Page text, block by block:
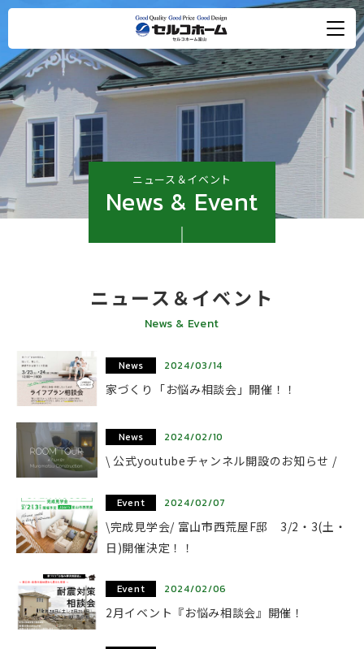
ニュース＆イベント
News & Event
ニュース＆イベント
News & Event
News 2024/03/14
家づくり「お悩み相談会」開催！！
News 2024/02/10
\ 公式youtubeチャンネル開設のお知らせ /
Event 2024/02/07
\完成見学会/ 富山市西荒屋F邸 3/2・3(土・
日)開催決定！！
Event 2024/02/06
2月イベント『お悩み相談会』開催！